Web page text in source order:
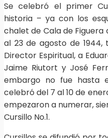
Se celebró el primer
historia – ya con los
chalet de Cala de Figuera
al 23 de agosto de 1944,
Director Espiritual, a
Jaime Riutort y José
embargo no fue hasta
celebró del 7 al 10 de
empezaron a numerar,
Cursillo No.1.